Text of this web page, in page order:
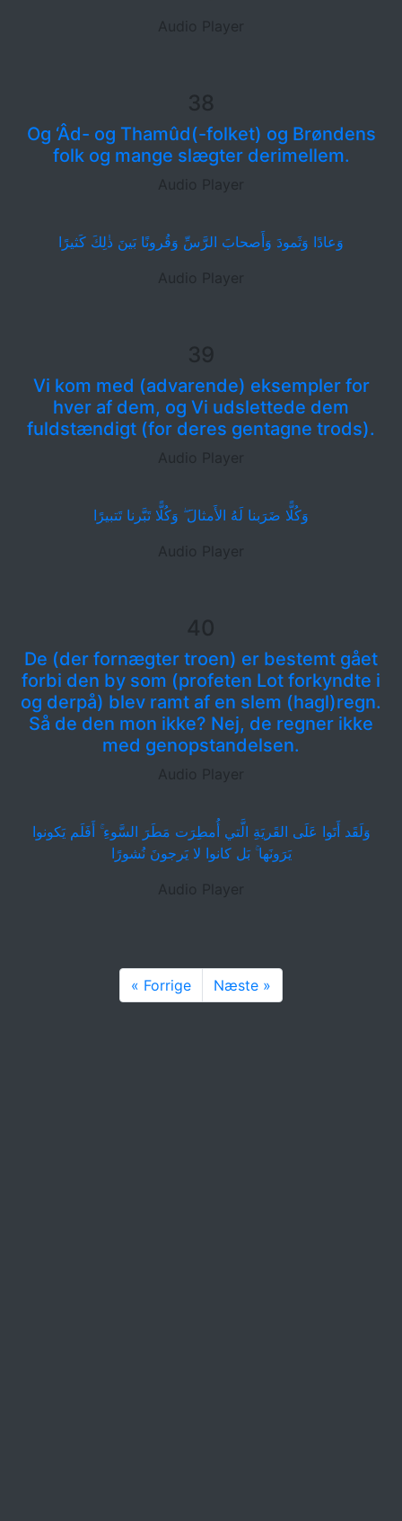
Audio Player
38
Og ‘Âd- og Thamûd(-folket) og Brøndens
folk og mange slægter derimellem.
Audio Player
وَعادًا وَثَمودَ وَأَصحابَ الرَّسِّ وَقُرونًا بَينَ ذٰلِكَ كَثيرًا
Audio Player
39
Vi kom med (advarende) eksempler for
hver af dem, og Vi udslettede dem
fuldstændigt (for deres gentagne trods).
Audio Player
وَكُلًّا ضَرَبنا لَهُ الأَمثالَ ۖ وَكُلًّا تَبَّرنا تَتبيرًا
Audio Player
40
De (der fornægter troen) er bestemt gået
forbi den by som (profeten Lot forkyndte i
og derpå) blev ramt af en slem (hagl)regn.
Så de den mon ikke? Nej, de regner ikke
med genopstandelsen.
Audio Player
وَلَقَد أَتَوا عَلَى القَريَةِ الَّتي أُمطِرَت مَطَرَ السَّوءِ ۚ أَفَلَم يَكونوا
يَرَونَها ۚ بَل كانوا لا يَرجونَ نُشورًا
Audio Player
« Forrige Næste »